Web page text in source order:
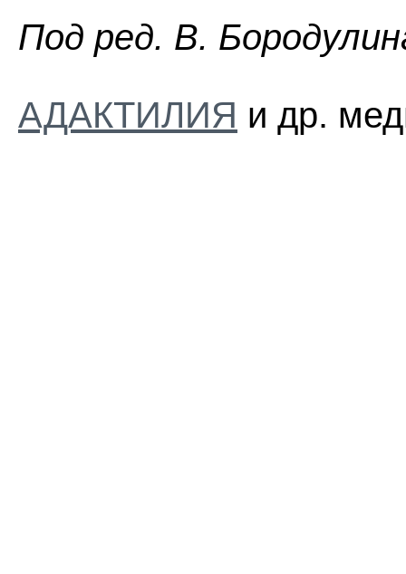
Пoд peд. B.
АДАКТИЛИЯ и др.